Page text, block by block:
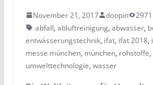
November 21, 2017 doopin
abfall, abluftreinigung, abwasser,
entwässerungstechnik, ifat, ifat 2018,
messe münchen, münchen, rohstoffe,
umwelttechnologie, wasser